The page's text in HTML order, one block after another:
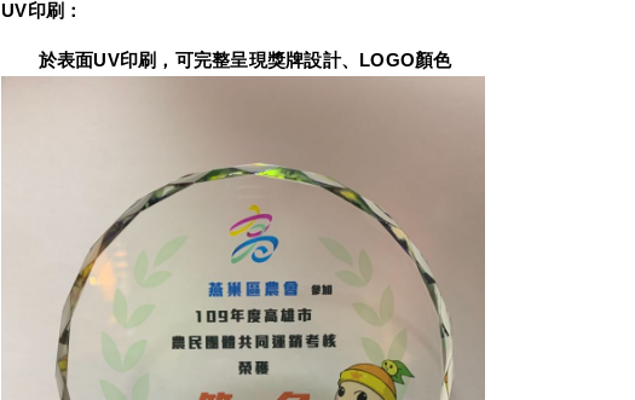
UV印刷：
於表面UV印刷，可完整呈現獎牌設計、LOGO顏色